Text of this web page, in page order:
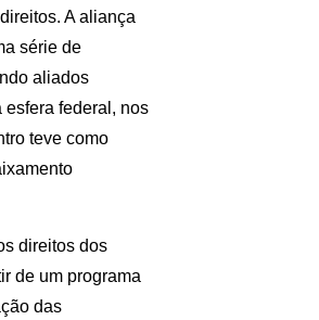
A aliança
série de
aliados
esfera federal, nos
teve como
direitos dos
de um programa
das